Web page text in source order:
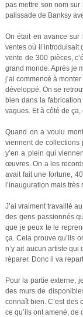
pas mettre son nom
palissade de Banksy
On était en avance sur
ventes où il introduisait
vente de 300 pièces,
grand monde. Après je
j’ai commencé à
développé. On se
bien dans la
vagues. Et à côté de
Quand on a voulu
viennent de collections
y’en a plein qui
œuvres. On a les
avait fait une fortune,
l’inauguration mais
J’ai vraiment travaillé
des gens passionnés
que je peux te le
ça. Cela prouve qu’ils
n’y ait aucun artiste
réparer. Donc il va
Pour la partie externe,
des murs de
connaît bien. C’est des
ce qu’ils ont amené, de